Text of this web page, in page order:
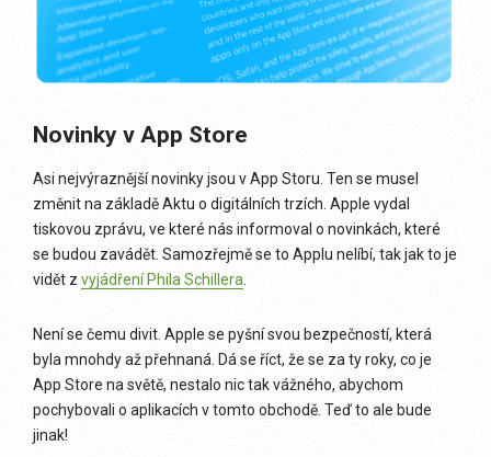
Novinky v App Store
Asi nejvýraznější novinky jsou v App Storu. Ten se musel
změnit na základě Aktu o digitálních trzích. Apple vydal
tiskovou zprávu, ve které nás informoval o novinkách, které
se budou zavádět. Samozřejmě se to Applu nelíbí, tak jak to je
vidět z vyjádření Phila Schillera.
Není se čemu divit. Apple se pyšní svou bezpečností, která
byla mnohdy až přehnaná. Dá se říct, že se za ty roky, co je
App Store na světě, nestalo nic tak vážného, abychom
pochybovali o aplikacích v tomto obchodě. Teď to ale bude
jinak!